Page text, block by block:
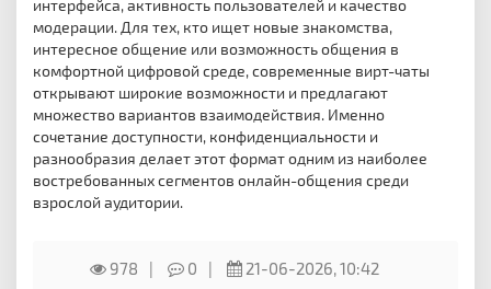
интерфейса, активность пользователей и качество
модерации. Для тех, кто ищет новые знакомства,
интересное общение или возможность общения в
комфортной цифровой среде, современные вирт-чаты
открывают широкие возможности и предлагают
множество вариантов взаимодействия. Именно
сочетание доступности, конфиденциальности и
разнообразия делает этот формат одним из наиболее
востребованных сегментов онлайн-общения среди
взрослой аудитории.
978 0
21-06-2026, 10:42